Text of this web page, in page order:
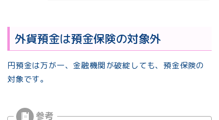
外貨預金は預金保険の対象外
円預金は万が一、金融機関が破綻しても、預金保険の
対象です。